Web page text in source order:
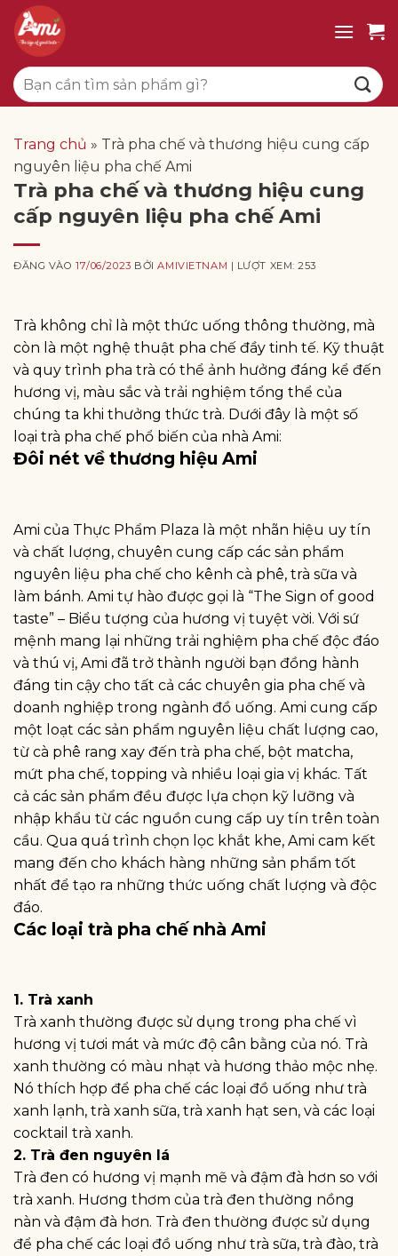
qua
dung
Tìm
kiếm:
Trang chủ » Trà pha chế và thương hiệu cung cấp
nguyên liệu pha chế Ami
Trà pha chế và thương hiệu cung
cấp nguyên liệu pha chế Ami
ĐĂNG VÀO17/06/2023 BỞIAMIVIETNAM | LƯỢT XEM: 253
Trà không chỉ là một thức uống thông thường, mà
còn là một nghệ thuật pha chế đầy tinh tế. Kỹ thuật
và quy trình pha trà có thể ảnh hưởng đáng kể đến
hương vị, màu sắc và trải nghiệm tổng thể của
chúng ta khi thưởng thức trà. Dưới đây là một số
loại trà pha chế phổ biến của nhà Ami:
Đôi nét về thương hiệu Ami
Ami của Thực Phẩm Plaza là một nhãn hiệu uy tín
và chất lượng, chuyên cung cấp các sản phẩm
nguyên liệu pha chế cho kênh cà phê, trà sữa và
làm bánh. Ami tự hào được gọi là “The Sign of good
taste” – Biểu tượng của hương vị tuyệt vời. Với sứ
mệnh mang lại những trải nghiệm pha chế độc đáo
và thú vị, Ami đã trở thành người bạn đồng hành
đáng tin cậy cho tất cả các chuyên gia pha chế và
doanh nghiệp trong ngành đồ uống. Ami cung cấp
một loạt các sản phẩm nguyên liệu chất lượng cao,
từ cà phê rang xay đến trà pha chế, bột matcha,
mứt pha chế, topping và nhiều loại gia vị khác. Tất
cả các sản phẩm đều được lựa chọn kỹ lưỡng và
nhập khẩu từ các nguồn cung cấp uy tín trên toàn
cầu. Qua quá trình chọn lọc khắt khe, Ami cam kết
mang đến cho khách hàng những sản phẩm tốt
nhất để tạo ra những thức uống chất lượng và độc
đáo.
Các loại trà pha chế nhà Ami
1. Trà xanh
Trà xanh thường được sử dụng trong pha chế vì
hương vị tươi mát và mức độ cân bằng của nó. Trà
xanh thường có màu nhạt và hương thảo mộc nhẹ.
Nó thích hợp để pha chế các loại đồ uống như trà
xanh lạnh, trà xanh sữa, trà xanh hạt sen, và các loại
cocktail trà xanh.
2. Trà đen nguyên lá
Trà đen có hương vị mạnh mẽ và đậm đà hơn so với
trà xanh. Hương thơm của trà đen thường nồng
nàn và đậm đà hơn. Trà đen thường được sử dụng
để pha chế các loại đồ uống như trà sữa, trà đào, trà